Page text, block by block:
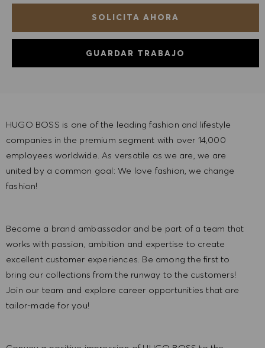
SOLICITA AHORA
GUARDAR TRABAJO
HUGO BOSS is one of the leading fashion and lifestyle
companies in the premium segment with over 14,000
employees worldwide. As versatile as we are, we are
united by a common goal: We love fashion, we change
fashion!
Become a brand ambassador and be part of a team that
works with passion, ambition and expertise to create
excellent customer experiences. Be among the first to
bring our collections from the runway to the customers!
Join our team and explore career opportunities that are
tailor-made for you!